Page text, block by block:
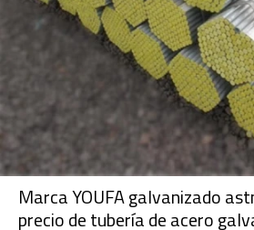
Marca YOUFA galvanizado
precio de tubería de acero